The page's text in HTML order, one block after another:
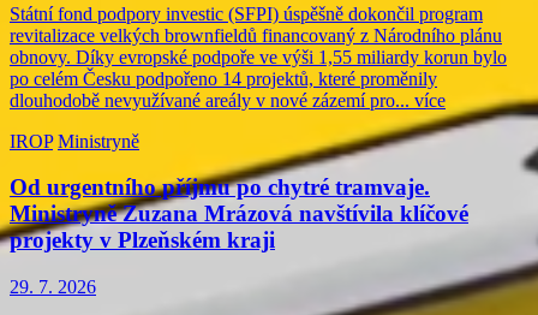
Státní fond podpory investic (SFPI) úspěšně dokončil program
revitalizace velkých brownfieldů financovaný z Národního plánu
obnovy. Díky evropské podpoře ve výši 1,55 miliardy korun bylo
po celém Česku podpořeno 14 projektů, které proměnily
dlouhodobě nevyužívané areály v nové zázemí pro... více
IROP Ministryně
Od urgentního příjmu po chytré tramvaje.
Ministryně Zuzana Mrázová navštívila klíčové
projekty v Plzeňském kraji
29. 7. 2026